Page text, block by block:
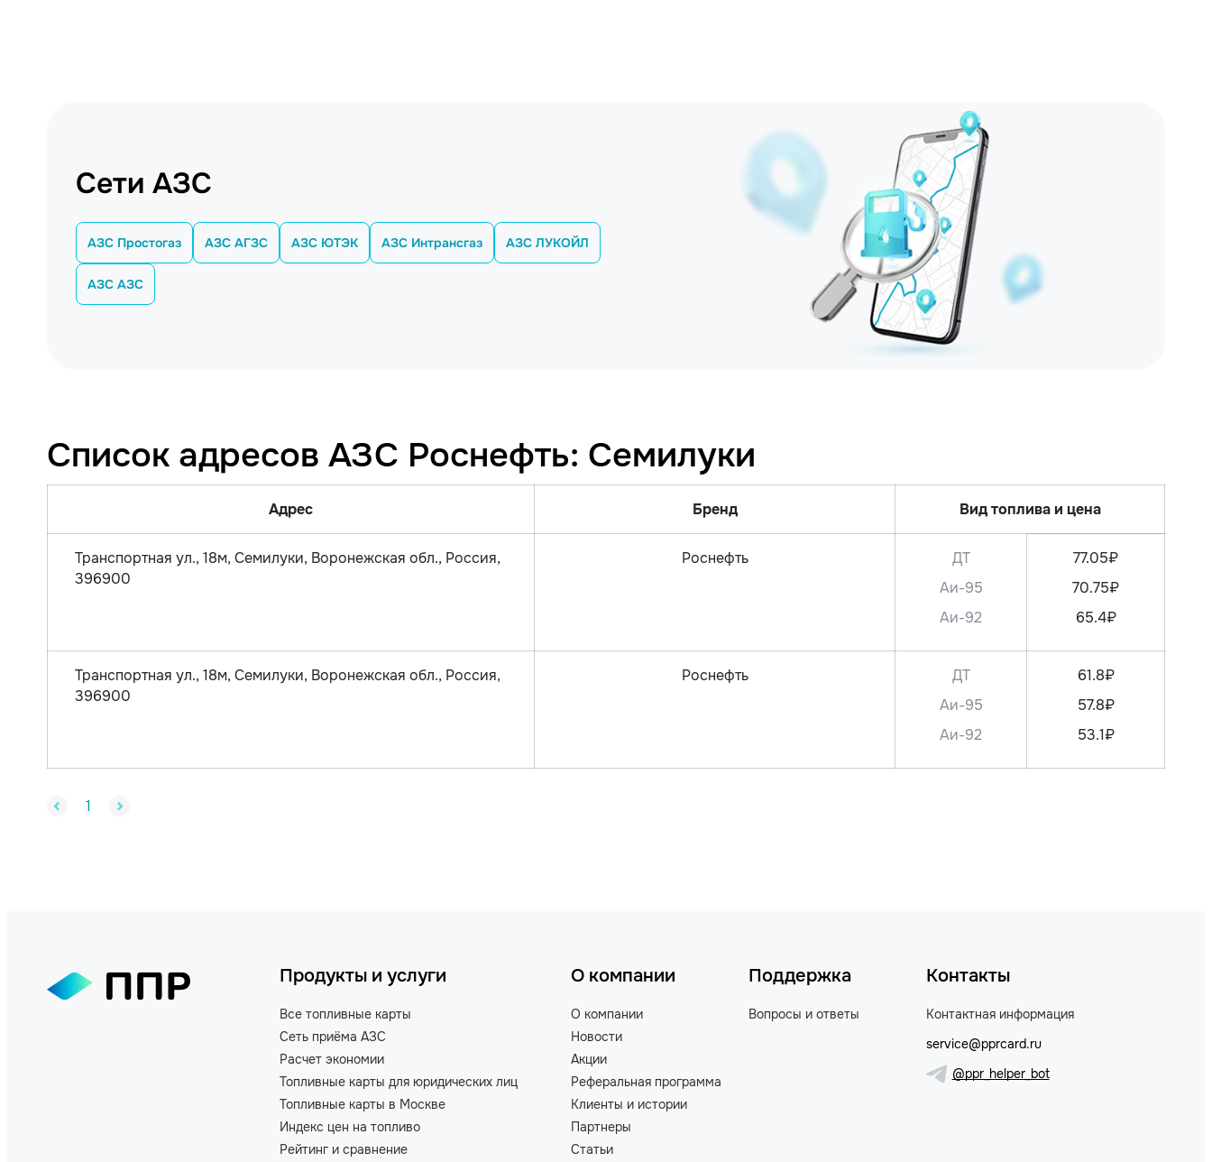
Сети АЗС
АЗС Простогаз АЗС АГЗС АЗС ЮТЭК АЗС Интрансгаз АЗС ЛУКОЙЛ
АЗС АЗС
Список адресов АЗС Роснефть: Семилуки
Адрес Бренд Вид топлива и цена
Транспортная ул., 18м, Семилуки, Воронежская обл., Россия,
396900
Роснефть
ДТ
Аи-95
Аи-92
77.05₽
70.75₽
65.4₽
Транспортная ул., 18м, Семилуки, Воронежская обл., Россия,
396900
Роснефть
ДТ
Аи-95
Аи-92
61.8₽
57.8₽
53.1₽
1
Продукты и услуги
Все топливные карты
Сеть приёма АЗС
Расчет экономии
Топливные карты для юридических лиц
Топливные карты в Москве
Индекс цен на топливо
Рейтинг и сравнение
О компании
О компании
Новости
Акции
Реферальная программа
Клиенты и истории
Партнеры
Статьи
Поддержка
Вопросы и ответы
Контакты
Контактная информация
service@pprcard.ru
@ppr_helper_bot